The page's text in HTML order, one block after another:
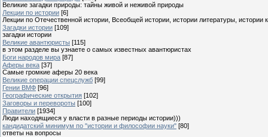
Великие загадки природы: тайны живой и неживой природы
Лекции по истории [6]
Лекции по Отечественной истории, Всеобщей истории, истории литературы, истории
Загадки истории [109]
загадки истории
Великие авантюристы [115]
в этом разделе вы узнаете о самых известных авантюристах
Боги народов мира [87]
Аферы века [37]
Самые громкие аферы 20 века
Великие операции спецслужб [99]
Гении ВМФ [96]
Географические открытия [102]
Заговоры и перевороты [100]
Правители [1934]
Люди находящиеся у власти в разные периоды истории)))
кандидатский минимум по "истории и философии науки" [80]
ответы на вопросы